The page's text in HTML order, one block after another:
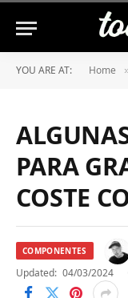
YOU ARE AT: Home
PARA
COSTE
COMPONENTES
Updated: 04/03/2024